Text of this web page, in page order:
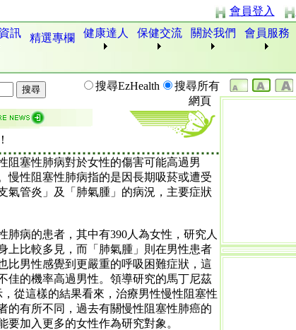
會員登入
訊 精選專欄 健康達人 保健交流 關於我們 會員服務
搜尋EzHealth
搜尋所有
網頁
阻塞性肺病對於女性的傷害可能高過男
慢性阻塞性肺病指的是因長期吸菸或遭受
氣管炎」及「肺氣腫」的病況，主要症狀
肺病的患者，其中有390人為女性，研究人
上比較多見，而「肺氣腫」則在男性患者
比男性感覺到更嚴重的呼吸困難症狀，這
佳的機率高過男性。領導研究的馬丁尼茲
，從這樣的結果看來，治療男性慢性阻塞性
的有所不同，過去有關慢性阻塞性肺癌的
加入更多的女性作為研究對象。